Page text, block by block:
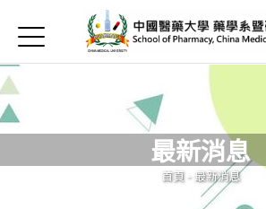
首頁
首頁
Open submenu (簡介)
Open submenu (師資陣容)
Jump to Main content
最新消息
您在這裡
首頁 - 最新消息